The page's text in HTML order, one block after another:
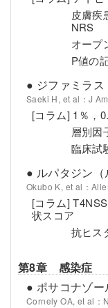
皮膚疾
NRS
オープ
P値の
● ジファミラス
Saeki H, et al：J
[コラム] 1％，
層別因
臨床試
● ルパタジン
Okubo K, et al：
[コラム]
状スコア
抗ヒス
第8章 感染症
● ポサコナゾ
Cornely OA, et al：